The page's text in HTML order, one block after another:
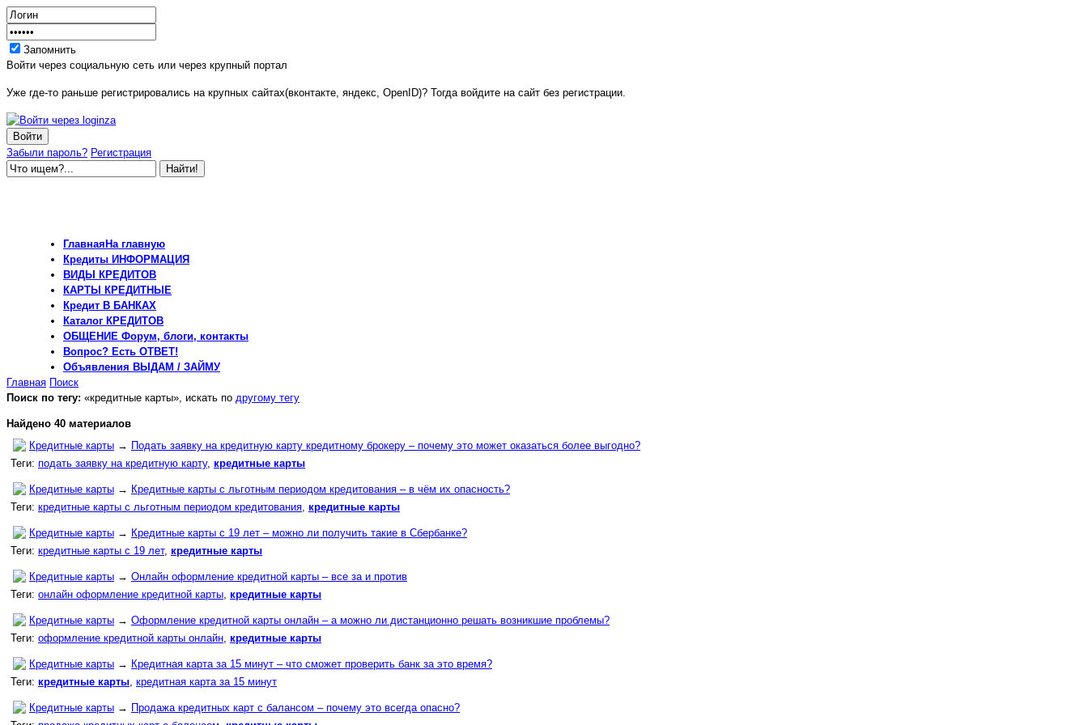
Запомнить
Войти через социальную сеть или через крупный портал
Уже где-то раньше регистрировались на крупных сайтах(вконтакте, яндекс, OpenID)? Тогда войдите на сайт без регистрации.
Забыли пароль? Регистрация
Главная На главную
Кредиты ИНФОРМАЦИЯ
ВИДЫ
КРЕДИТОВ
КАРТЫ
КРЕДИТНЫЕ
Кредит В БАНКАХ
Каталог КРЕДИТОВ
ОБЩЕНИЕ Форум, блоги, контакты
Вопрос? Есть ОТВЕТ!
Объявления ВЫДАМ / ЗАЙМУ
Главная Поиск
Поиск по тегу: «кредитные карты», искать по другому тегу
Найдено 40 материалов
Кредитные карты → Подать заявку на кредитную карту кредитному брокеру – почему это может оказаться более выгодно?
Теги: подать заявку на кредитную карту, кредитные карты
Кредитные карты → Кредитные карты с льготным периодом кредитования – в чём их опасность?
Теги: кредитные карты с льготным периодом кредитования, кредитные карты
Кредитные карты → Кредитные карты с 19 лет – можно ли получить такие в Сбербанке?
Теги: кредитные карты с 19 лет, кредитные карты
Кредитные карты → Онлайн оформление кредитной карты – все за и против
Теги: онлайн оформление кредитной карты, кредитные карты
Кредитные карты → Оформление кредитной карты онлайн – а можно ли дистанционно решать возникшие проблемы?
Теги: оформление кредитной карты онлайн, кредитные карты
Кредитные карты → Кредитная карта за 15 минут – что сможет проверить банк за это время?
Теги: кредитные карты, кредитная карта за 15 минут
Кредитные карты → Продажа кредитных карт с балансом – почему это всегда опасно?